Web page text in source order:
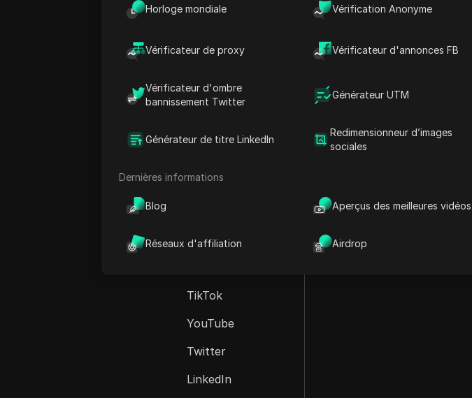
Horloge mondiale Vérification Anonyme
Vérificateur de proxy Vérificateur d'annonces FB
Vérificateur d'ombre
bannissement Twitter
Générateur UTM
Générateur de titre LinkedIn
Redimensionneur d’images
sociales
Dernières informations
Blog Aperçus des meilleures vidéos
Réseaux d'affiliation Airdrop
Meilleures vidéos par mois
vidéos
Facebook
TikTok
YouTube
Twitter
LinkedIn